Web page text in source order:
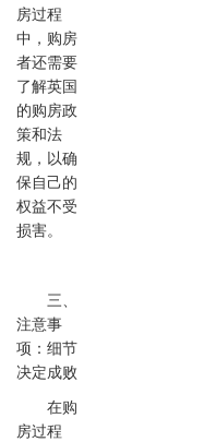
房过程
中，购房
者还需要
了解英国
的购房政
策和法
规，以确
保自己的
权益不受
损害。
三、
注意事
项：细节
决定成败
在购
房过程